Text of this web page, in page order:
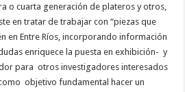
o cuarta generación de plateros y otros,
en tratar de trabajar con “piezas que
en Entre Ríos, incorporando información
enriquece la puesta en exhibición- y
para otros investigadores interesados
objetivo fundamental hacer un